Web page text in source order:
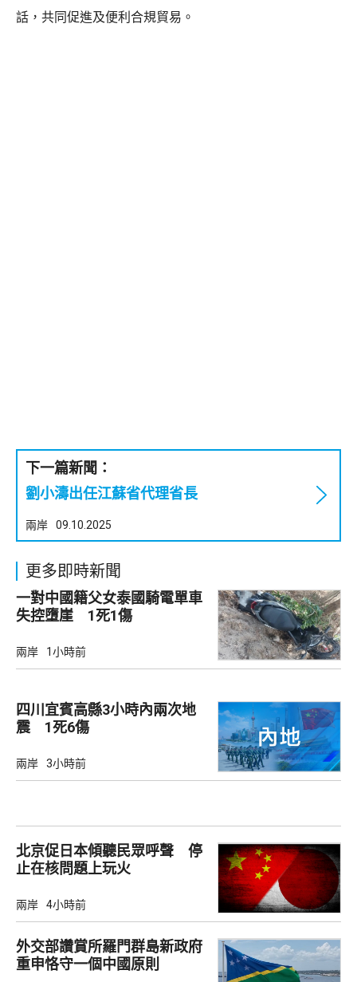
話，共同促進及便利合規貿易。
下一篇新聞：
劉小濤出任江蘇省代理省長
兩岸 09.10.2025
更多即時新聞
一對中國籍父女泰國騎電單車
失控墮崖 1死1傷
兩岸 1小時前
四川宜賓高縣3小時內兩次地
震 1死6傷
兩岸 3小時前
北京促日本傾聽民眾呼聲 停
止在核問題上玩火
兩岸 4小時前
外交部讚賞所羅門群島新政府
重申恪守一個中國原則